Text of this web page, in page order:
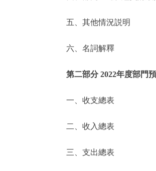
便民服務
仲介服務
政民互動
12345網上接訴
參與調查
走進北京
五、其他情況説明
六、名詞解釋
第二部分 2022年度部門
一、收支總表
二、收入總表
三、支出總表